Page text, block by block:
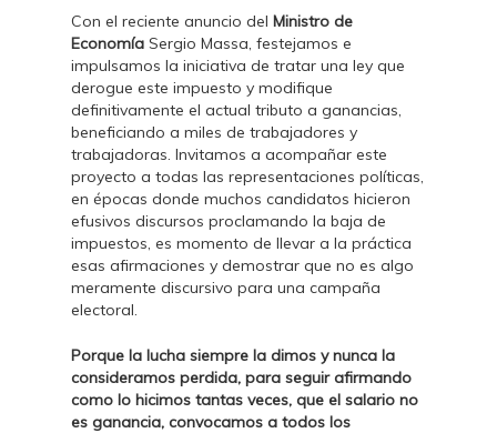
Con el reciente anuncio del Ministro de
Economía Sergio Massa, festejamos e
impulsamos la iniciativa de tratar una ley que
derogue este impuesto y modifique
definitivamente el actual tributo a ganancias,
beneficiando a miles de trabajadores y
trabajadoras. Invitamos a acompañar este
proyecto a todas las representaciones políticas,
en épocas donde muchos candidatos hicieron
efusivos discursos proclamando la baja de
impuestos, es momento de llevar a la práctica
esas afirmaciones y demostrar que no es algo
meramente discursivo para una campaña
electoral.
Porque la lucha siempre la dimos y nunca la
consideramos perdida, para seguir afirmando
como lo hicimos tantas veces, que el salario no
es ganancia, convocamos a todos los